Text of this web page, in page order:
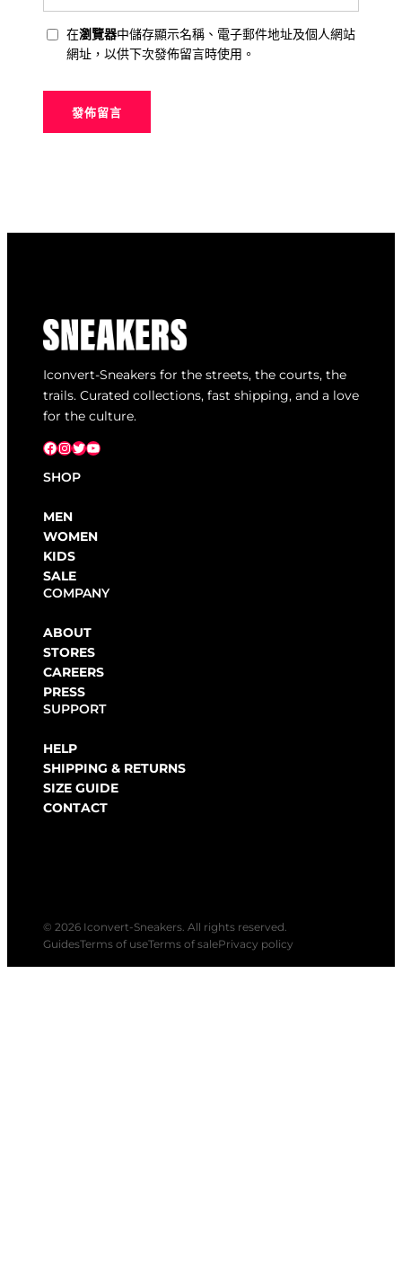
在瀏覽器中儲存顯示名稱、電子郵件地址及個人網站
網址，以供下次發佈留言時使用。
Iconvert-Sneakers for the streets, the courts, the
trails. Curated collections, fast shipping, and a love
for the culture.
Facebook InstagramX YouTube
SHOP
MEN
WOMEN
KIDS
SALE
COMPANY
ABOUT
STORES
CAREERS
PRESS
SUPPORT
HELP
SHIPPING & RETURNS
SIZE GUIDE
CONTACT
© 2026 Iconvert-Sneakers. All rights reserved.
GuidesTerms of useTerms of salePrivacy policy